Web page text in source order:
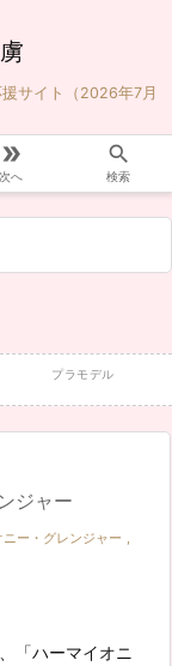
サイト（2026年7月

次へ

検索
プラモデル
ジャー
ー・グレンジャー ,
「ハーマイオニ